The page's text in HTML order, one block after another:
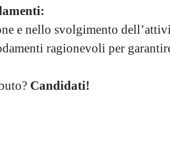
e nello svolgimento
ragionevoli per
Candidati!